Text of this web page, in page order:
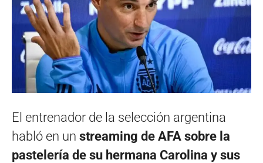
El entrenador de la selección argentina
habló en un streaming de AFA sobre la
pastelería de su hermana Carolina y sus